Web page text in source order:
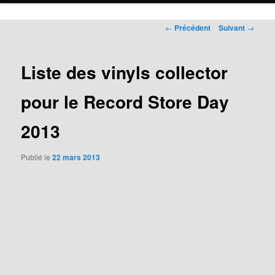
Navigation
← Précédent Suivant →
Liste des vinyls collector
pour le Record Store Day
2013
Publié le22 mars 2013